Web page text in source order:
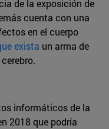
de la exposición de
cuenta con una
en el cuerpo
exista un arma de
informáticos de la
2018 que podría